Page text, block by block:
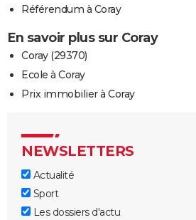
Référendum à Coray
En savoir plus sur Coray
Coray (29370)
Ecole à Coray
Prix immobilier à Coray
NEWSLETTERS
Actualité
Sport
Les dossiers d'actu